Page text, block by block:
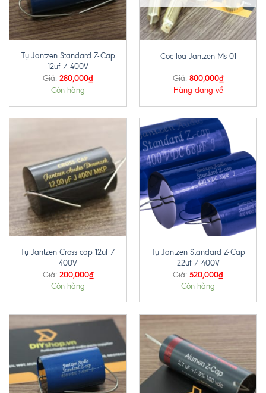
Tụ Jantzen Standard Z-Cap
12uf / 400V
Giá: 280,000₫
Còn hàng
Cọc loa Jantzen Ms 01
Giá: 800,000₫
Hàng đang về
Tụ Jantzen Cross cap 12uf /
400V
Giá: 200,000₫
Còn hàng
Tụ Jantzen Standard Z-Cap
22uf / 400V
Giá: 520,000₫
Còn hàng